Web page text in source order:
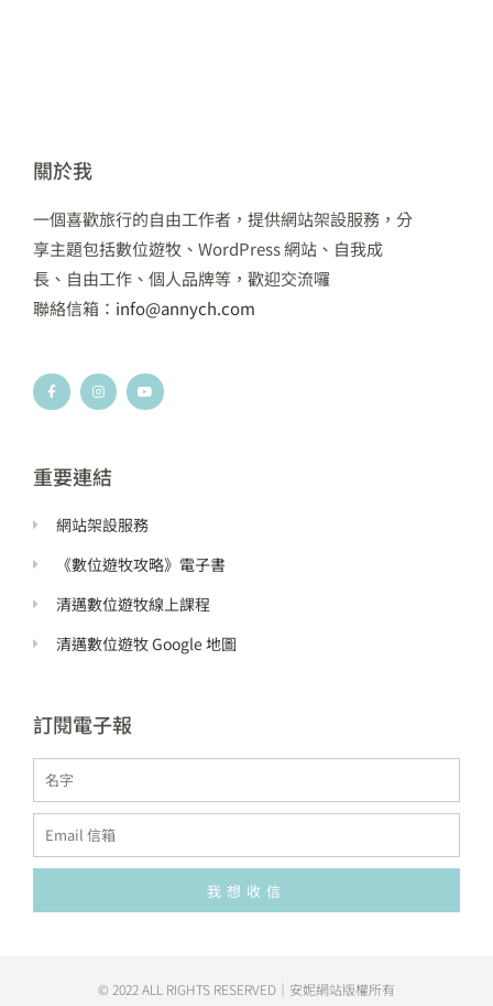
關於我
一個喜歡旅行的自由工作者，提供網站架設服務，分
享主題包括數位遊牧、WordPress 網站、自我成
長、自由工作、個人品牌等，歡迎交流囉
聯絡信箱： info@annych.com
F
a
c
k
-
I
n
s
a
m
Y
o
u
重要連結
網站架設服務
《數位遊牧攻略》電子書
清邁數位遊牧線上課程
清邁數位遊牧 Google 地圖
訂閱電子報
Name
Email
我想收信
© 2022 ALL RIGHTS RESERVED​｜安妮網站版權所有